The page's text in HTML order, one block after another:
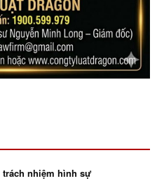
trách nhiệm hình sự